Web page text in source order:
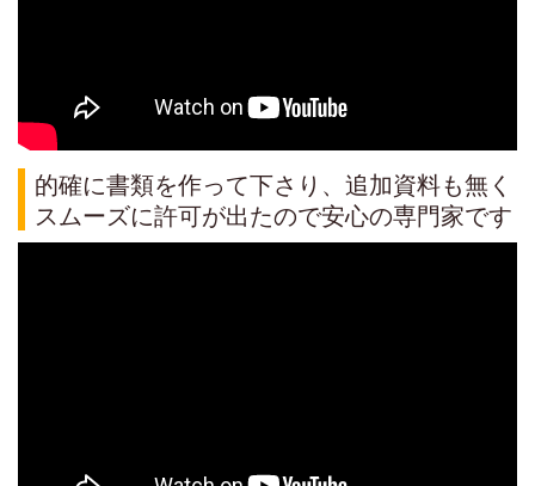
的確に書類を作って下さり、追加資料も無く
スムーズに許可が出たので安心の専門家です